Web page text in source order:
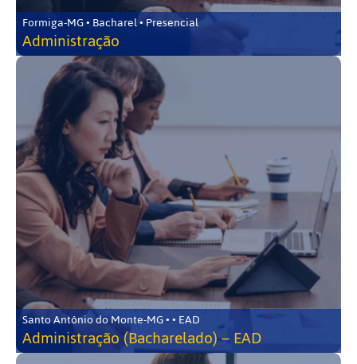
Formiga-MG • Bacharel • Presencial
Administração
Santo Antônio do Monte-MG • • EAD
Administração (Bacharelado) – EAD